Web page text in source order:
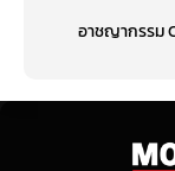
อาชญากรรม